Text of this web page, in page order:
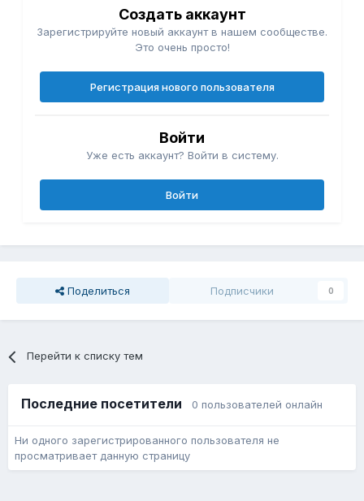
Создать аккаунт
Зарегистрируйте новый аккаунт в нашем сообществе.
Это очень просто!
Регистрация нового пользователя
Войти
Уже есть аккаунт? Войти в систему.
Войти
Поделиться Подписчики 0
Перейти к списку тем
Последние посетители 0 пользователей онлайн
Ни одного зарегистрированного пользователя не
просматривает данную страницу